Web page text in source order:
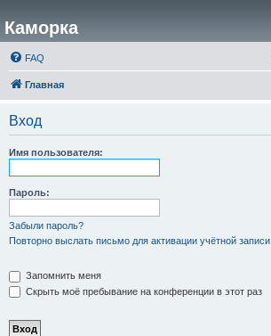
Каморка
FAQ
Главная
Вход
Имя пользователя:
Пароль:
Забыли пароль?
Повторно выслать письмо для активации учётной записи
Запомнить меня
Скрыть моё пребывание на конференции в этот раз